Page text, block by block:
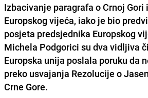
Izbacivanje paragrafa o Crnoj
Europskog vijeća, iako je bio
posjeta predsjednika Europskog
Michela Podgorici su dva vidljiva
Europska unija poslala poruku da
preko usvajanja Rezolucije o
Crne Gore.